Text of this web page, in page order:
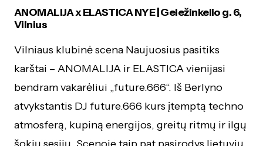
ANOMALIJA x ELASTICA NYE | Geležinkelio g. 6,
Vilnius
Vilniaus klubinė scena Naujuosius pasitiks
karštai – ANOMALIJA ir ELASTICA vienijasi
bendram vakarėliui „future.666“. Iš Berlyno
atvykstantis DJ future.666 kurs įtemptą techno
atmosferą, kupiną energijos, greitų ritmų ir ilgų